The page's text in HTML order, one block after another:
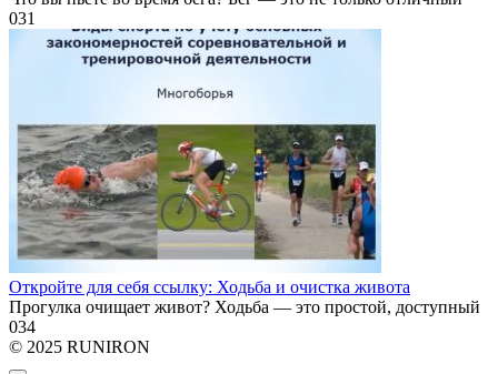
031
Откройте для себя ссылку: Ходьба и очистка живота
Прогулка очищает живот? Ходьба — это простой, доступный
034
© 2025 RUNIRON